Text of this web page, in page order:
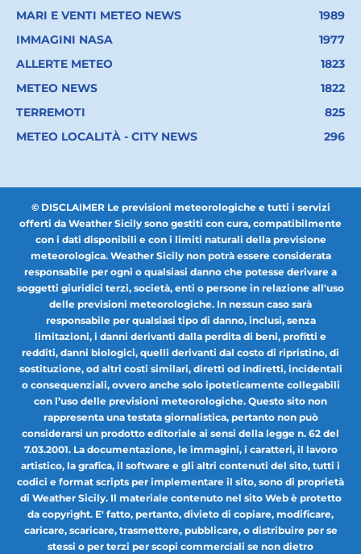
MARI E VENTI METEO NEWS
1989
IMMAGINI NASA
1977
ALLERTE METEO
1823
METEO NEWS
1822
TERREMOTI
825
METEO LOCALITÀ - CITY NEWS
296
© DISCLAIMER Le previsioni meteorologiche e tutti i servizi
offerti da Weather Sicily sono gestiti con cura, compatibilmente
con i dati disponibili e con i limiti naturali della previsione
meteorologica. Weather Sicily non potrà essere considerata
responsabile per ogni o qualsiasi danno che potesse derivare a
soggetti giuridici terzi, società, enti o persone in relazione all'uso
delle previsioni meteorologiche. In nessun caso sarà
responsabile per qualsiasi tipo di danno, inclusi, senza
limitazioni, i danni derivanti dalla perdita di beni, profitti e
redditi, danni biologici, quelli derivanti dal costo di ripristino, di
sostituzione, od altri costi similari, diretti od indiretti, incidentali
o consequenziali, ovvero anche solo ipoteticamente collegabili
con l’uso delle previsioni meteorologiche. Questo sito non
rappresenta una testata giornalistica, pertanto non può
considerarsi un prodotto editoriale ai sensi della legge n. 62 del
7.03.2001. La documentazione, le immagini, i caratteri, il lavoro
artistico, la grafica, il software e gli altri contenuti del sito, tutti i
codici e format scripts per implementare il sito, sono di proprietà
di Weather Sicily. Il materiale contenuto nel sito Web è protetto
da copyright. E' fatto, pertanto, divieto di copiare, modificare,
caricare, scaricare, trasmettere, pubblicare, o distribuire per se
stessi o per terzi per scopi commerciali se non dietro